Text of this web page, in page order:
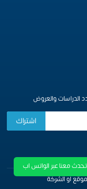
تحدث معنا عبر الواتس اب
الدراسات والعروض
او الشركة